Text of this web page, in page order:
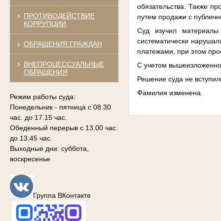
ПРОТИВОДЕЙСТВИЕ
КОРРУПЦИИ
ОБРАЩЕНИЯ ГРАЖДАН
ВНЕПРОЦЕССУАЛЬНЫЕ
ОБРАЩЕНИЯ
Режим работы суда:
Понедельник - пятница с 08.30
час. до 17.15 час.
Обеденный перерыв с 13.00 час.
до 13.45 час.
Выходные дни: суббота,
воскресенье
Группа ВКонтакте
обязательства. Также
путем продажи с
Суд изучил
систематически
платежами, при этом
С учетом
Решение суда не
Фамилия изменена.